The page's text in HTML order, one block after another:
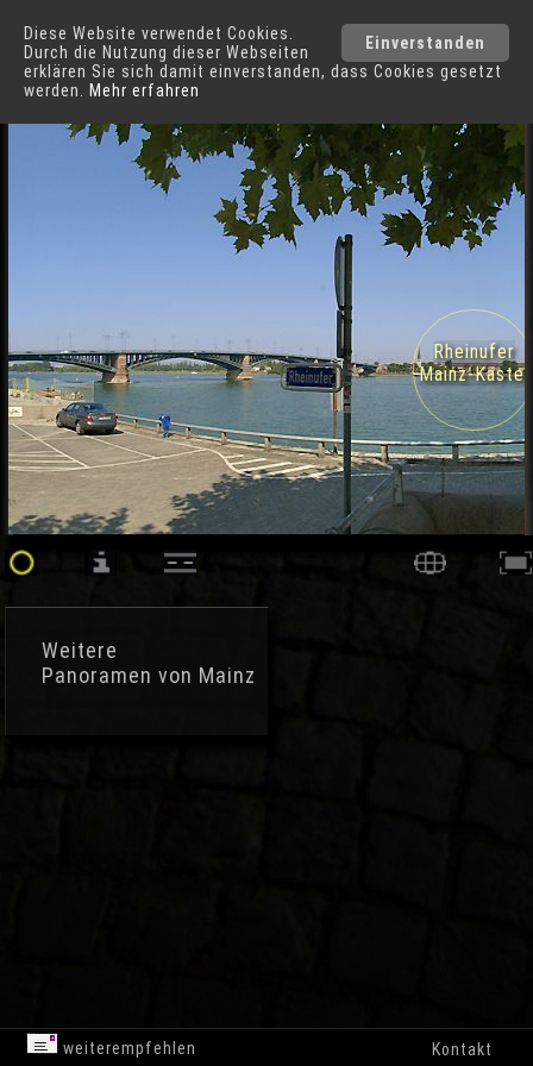
Einverstanden
Diese Website verwendet Cookies.
Durch die Nutzung dieser Webseiten
erklären Sie sich damit einverstanden, dass Cookies gesetzt
werden.
Mehr erfahren
Mainz Städte
Rheinufer
Mainz-Kastel
Weitere
Panoramen von Mainz
weiterempfehlen Kontakt